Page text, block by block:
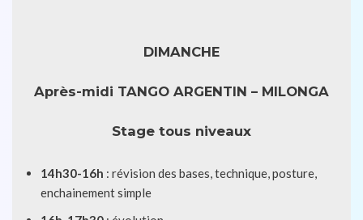
DIMANCHE
Après-midi TANGO ARGENTIN – MILONGA
Stage tous niveaux
14h30-16h : révision des bases, technique, posture,
enchainement simple